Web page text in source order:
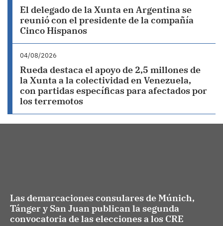
El delegado de la Xunta en Argentina se
reunió con el presidente de la compañía
Cinco Hispanos
04/08/2026
Rueda destaca el apoyo de 2,5 millones de
la Xunta a la colectividad en Venezuela,
con partidas específicas para afectados por
los terremotos
Las demarcaciones consulares de Múnich,
Tánger y San Juan publican la segunda
convocatoria de las elecciones a los CRE